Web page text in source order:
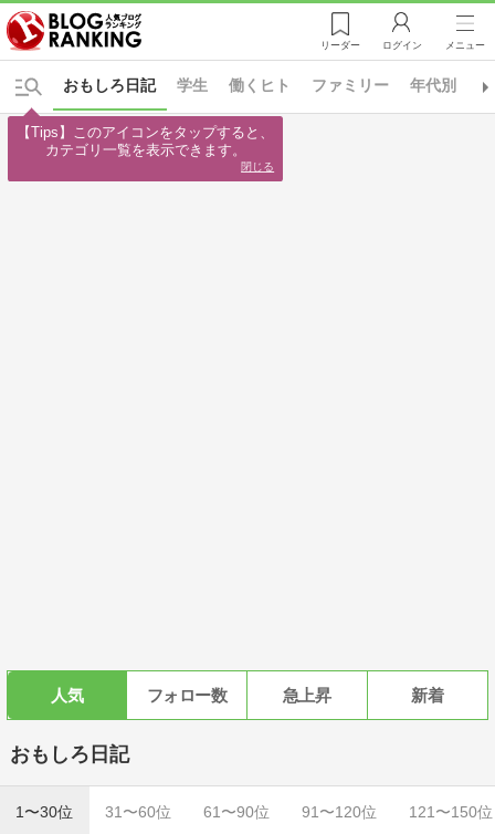
リーダー ログイン メニュー
学生 働くヒト ファミリー 年代別
おもしろ日記
人気 フォロー数 急上昇 新着
おもしろ日記
1〜30位 31〜60位 61〜90位 91〜120位 121〜150位
【Tips】このアイコンをタップすると、
カテゴリ一覧を表示できます。
閉じる